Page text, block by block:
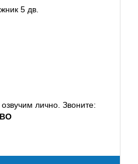
5 дв.
лично. Звоните: